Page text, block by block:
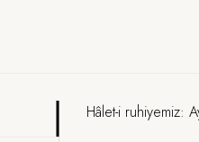
Hâlet-i ruhiyemiz: